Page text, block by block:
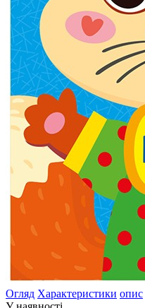
Огляд Характеристики опис